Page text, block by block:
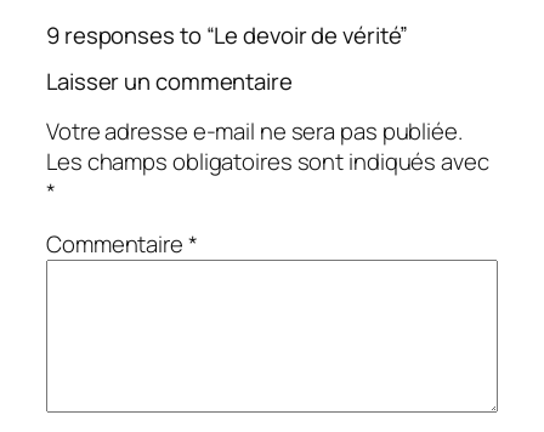
9 responses to “Le devoir de vérité”
Laisser un commentaire
Votre adresse e-mail ne sera pas publiée.
Les champs obligatoires sont indiqués avec
*
Commentaire*